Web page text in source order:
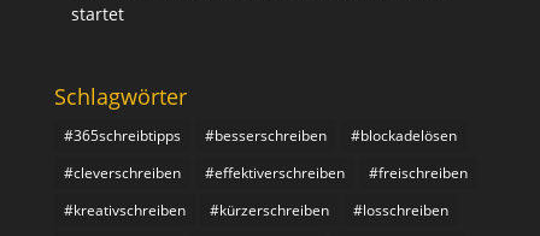
startet
Schlagwörter
#365schreibtipps #besserschreiben
#blockadelösen
#cleverschreiben
#effektiverschreiben
#freischreiben
#kreativschreiben
#kürzerschreiben
#losschreiben